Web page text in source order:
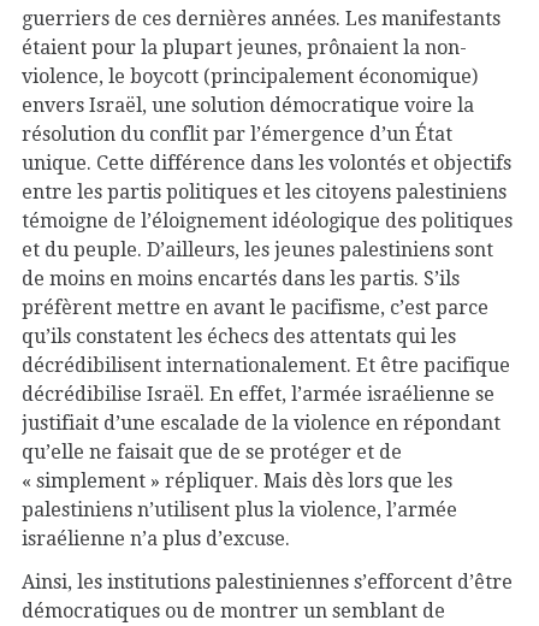
guerriers de ces dernières années. Les manifestants
étaient pour la plupart jeunes, prônaient la non-
violence, le boycott (principalement économique)
envers Israël, une solution démocratique voire la
résolution du conflit par l’émergence d’un État
unique. Cette différence dans les volontés et objectifs
entre les partis politiques et les citoyens palestiniens
témoigne de l’éloignement idéologique des politiques
et du peuple. D’ailleurs, les jeunes palestiniens sont
de moins en moins encartés dans les partis. S’ils
préfèrent mettre en avant le pacifisme, c’est parce
qu’ils constatent les échecs des attentats qui les
décrédibilisent internationalement. Et être pacifique
décrédibilise Israël. En effet, l’armée israélienne se
justifiait d’une escalade de la violence en répondant
qu’elle ne faisait que de se protéger et de
« simplement » répliquer. Mais dès lors que les
palestiniens n’utilisent plus la violence, l’armée
israélienne n’a plus d’excuse.
Ainsi, les institutions palestiniennes s’efforcent d’être
démocratiques ou de montrer un semblant de